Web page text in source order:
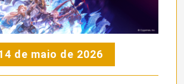
de maio de 2026